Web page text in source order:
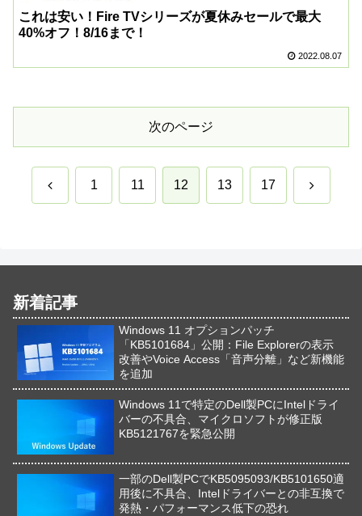
これは安い！Fire TVシリーズが夏休みセールで最大
40%オフ！8/16まで！
2022.08.07
次のページ
前 1 11 12 13 17 次
新着記事
Windows 11 オプションパッチ
「KB5101684」公開：File Explorerの表示
改善やVoice Access「音声分離」など新機能
を追加
Windows 11で特定のDell製PCにIntelドライ
バーの不具合、マイクロソフトが修正版
KB5121767を緊急公開
一部のDell製PCでKB5095093/KB5101650適
用後に不具合、Intelドライバーとの非互換で
発熱・パフォーマンス低下の恐れ